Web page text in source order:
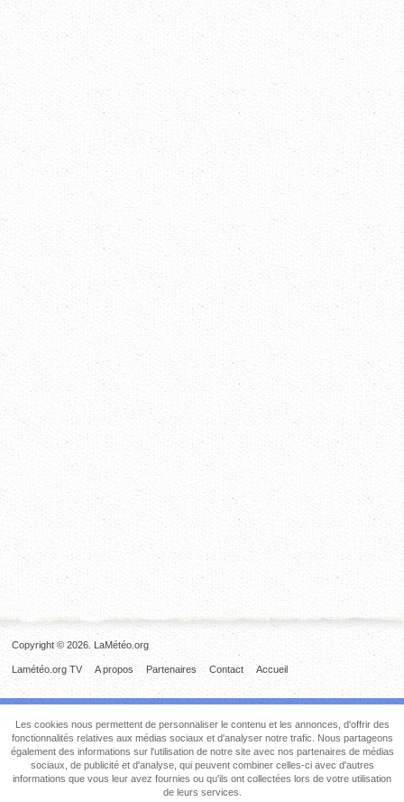
Copyright © 2026. LaMétéo.org
Accueil
Contact
Partenaires
A propos
Lamétéo.org TV
Les cookies nous permettent de personnaliser le contenu et les annonces, d'offrir des
fonctionnalités relatives aux médias sociaux et d'analyser notre trafic. Nous partageons
également des informations sur l'utilisation de notre site avec nos partenaires de médias
sociaux, de publicité et d'analyse, qui peuvent combiner celles-ci avec d'autres
informations que vous leur avez fournies ou qu'ils ont collectées lors de votre utilisation
de leurs services.